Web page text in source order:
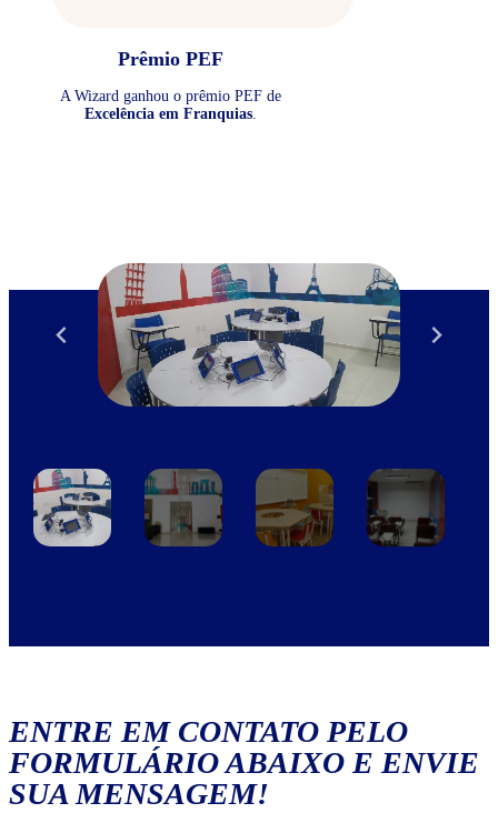
Prêmio PEF
A Wizard ganhou o prêmio PEF de
Excelência em Franquias.
ENTRE EM CONTATO PELO
FORMULÁRIO ABAIXO E ENVIE
SUA MENSAGEM!